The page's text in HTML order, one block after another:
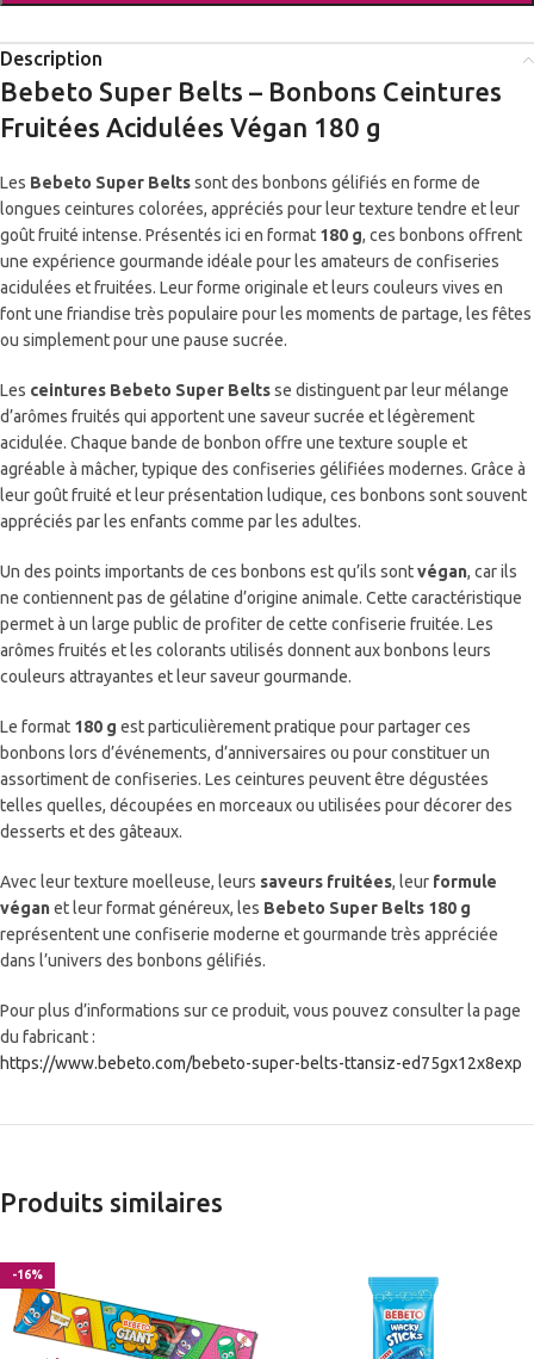
Description
Bebeto Super Belts – Bonbons Ceintures
Fruitées Acidulées Végan 180 g
Les Bebeto Super Beltssont des bonbons gélifiés en forme de
longues ceintures colorées, appréciés pour leur texture tendre et leur
goût fruité intense. Présentés ici en format 180 g, ces bonbons offrent
une expérience gourmande idéale pour les amateurs de confiseries
acidulées et fruitées. Leur forme originale et leurs couleurs vives en
font une friandise très populaire pour les moments de partage, les fêtes
ou simplement pour une pause sucrée.
Les ceintures Bebeto Super Beltsse distinguent par leur mélange
d’arômes fruités qui apportent une saveur sucrée et légèrement
acidulée. Chaque bande de bonbon offre une texture souple et
agréable à mâcher, typique des confiseries gélifiées modernes. Grâce à
leur goût fruité et leur présentation ludique, ces bonbons sont souvent
appréciés par les enfants comme par les adultes.
Un des points importants de ces bonbons est qu’ils sontvégan, car ils
ne contiennent pas de gélatine d’origine animale. Cette caractéristique
permet à un large public de profiter de cette confiserie fruitée. Les
arômes fruités et les colorants utilisés donnent aux bonbons leurs
couleurs attrayantes et leur saveur gourmande.
Le format 180 g est particulièrement pratique pour partager ces
bonbons lors d’événements, d’anniversaires ou pour constituer un
assortiment de confiseries. Les ceintures peuvent être dégustées
telles quelles, découpées en morceaux ou utilisées pour décorer des
desserts et des gâteaux.
Avec leur texture moelleuse, leurs saveurs fruitées, leur formule
végan et leur format généreux, les Bebeto Super Belts 180 g
représentent une confiserie moderne et gourmande très appréciée
dans l’univers des bonbons gélifiés.
Pour plus d’informations sur ce produit, vous pouvez consulter la page
du fabricant :
https://www.bebeto.com/bebeto-super-belts-ttansiz-ed75gx12x8exp
Produits similaires
-16%